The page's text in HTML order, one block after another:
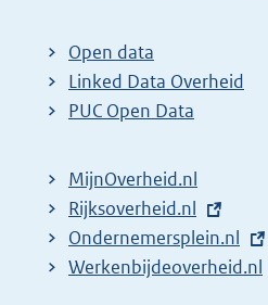
t
e
r
l
i
n
k
Open data
Linked Data Overheid
PUC Open Data
MijnOverheid.nl
E
x
t
Rijksoverheid.nl
E
x
Ondernemersplein.nl
E
Werkenbijdeoverheid.nl